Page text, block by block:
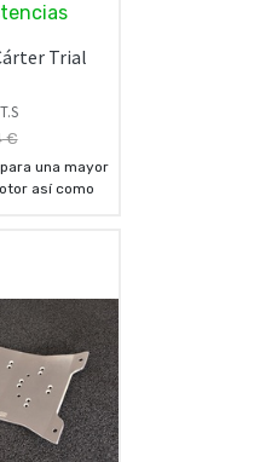
Trial
€
una mayor
así como
están
el kit
agarre.